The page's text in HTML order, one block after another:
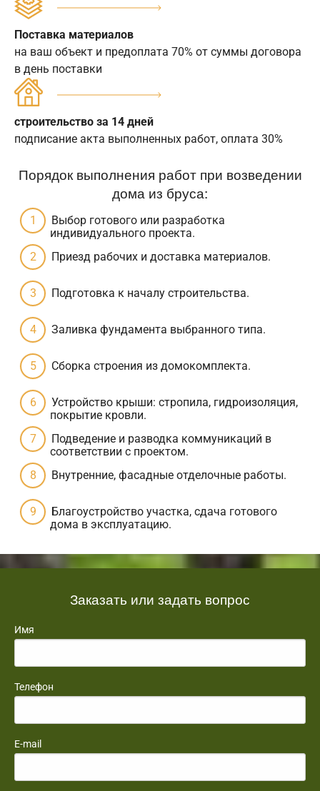
Поставка материалов
на ваш объект и предоплата 70% от суммы договора
в день поставки
строительство за 14 дней
подписание акта выполненных работ, оплата 30%
Порядок выполнения работ при возведении
дома из бруса:
Выбор готового или разработка
индивидуального проекта.
Приезд рабочих и доставка материалов.
Подготовка к началу строительства.
Заливка фундамента выбранного типа.
Сборка строения из домокомплекта.
Устройство крыши: стропила, гидроизоляция,
покрытие кровли.
Подведение и разводка коммуникаций в
соответствии с проектом.
Внутренние, фасадные отделочные работы.
Благоустройство участка, сдача готового
дома в эксплуатацию.
Заказать или задать вопрос
Имя
Телефон
E-mail